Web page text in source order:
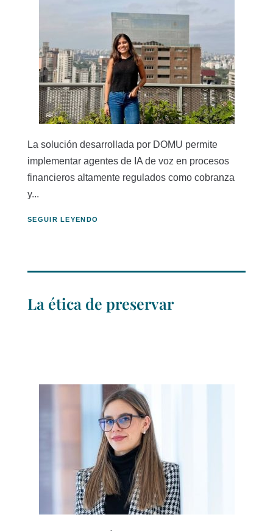
La solución desarrollada por DOMU permite
implementar agentes de IA de voz en procesos
financieros altamente regulados como cobranza
y...
SEGUIR LEYENDO
La ética de preservar